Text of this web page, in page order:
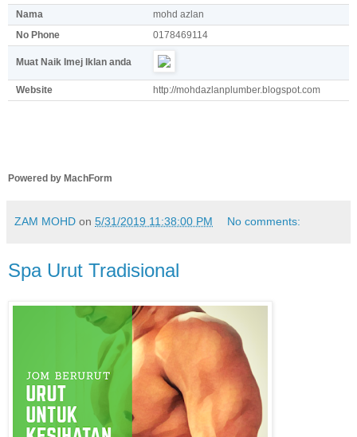
Nama
mohd azlan
No Phone
0178469114
Muat Naik Imej Iklan anda
Website http://mohdazlanplumber.blogspot.com
Powered by MachForm
ZAM MOHD on 5/31/2019 11:38:00 PM No comments:
Spa Urut Tradisional